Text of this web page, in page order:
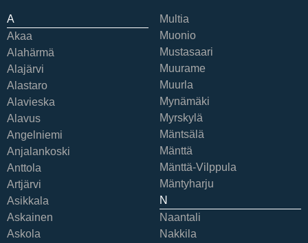
A
Akaa
Alahärmä
Alajärvi
Alastaro
Alavieska
Alavus
Angelniemi
Anjalankoski
Anttola
Artjärvi
Asikkala
Askainen
Askola
Multia
Muonio
Mustasaari
Muurame
Muurla
Mynämäki
Myrskylä
Mäntsälä
Mänttä
Mänttä-Vilppula
Mäntyharju
N
Naantali
Nakkila